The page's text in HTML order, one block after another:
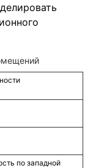
по западной